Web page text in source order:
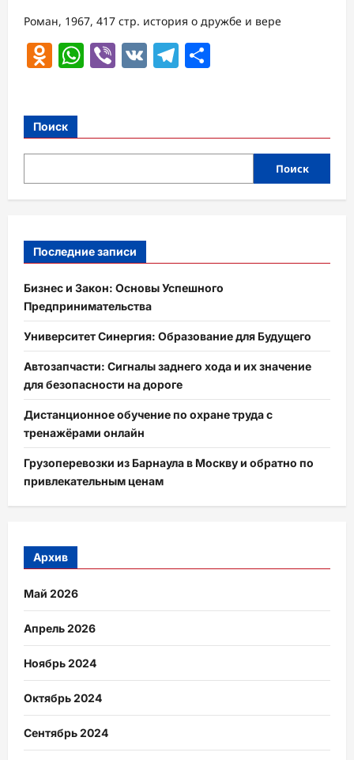
Роман, 1967, 417 стр. история о дружбе и вере
Odnoklassniki
WhatsApp
Viber
VK Telegram
Поиск
Поиск
Последние записи
Бизнес и Закон: Основы Успешного
Предпринимательства
Университет Синергия: Образование для Будущего
Автозапчасти: Сигналы заднего хода и их значение
для безопасности на дороге
Дистанционное обучение по охране труда с
тренажёрами онлайн
Грузоперевозки из Барнаула в Москву и обратно по
привлекательным ценам
Архив
Май 2026
Апрель 2026
Ноябрь 2024
Октябрь 2024
Сентябрь 2024